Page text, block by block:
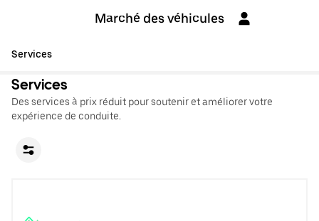
Marché des véhicules
Services
Services
Des services à prix réduit pour soutenir et améliorer votre
expérience de conduite.